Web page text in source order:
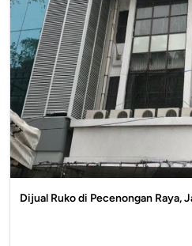
Dijual Ruko di Pecenongan Raya,